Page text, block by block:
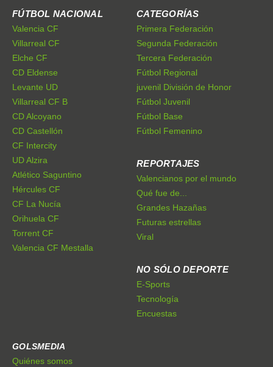
FÚTBOL NACIONAL
Valencia CF
Villarreal CF
Elche CF
CD Eldense
Levante UD
Villarreal CF B
CD Alcoyano
CD Castellón
CF Intercity
UD Alzira
Atlético Saguntino
Hércules CF
CF La Nucía
Orihuela CF
Torrent CF
Valencia CF Mestalla
CATEGORÍAS
Primera Federación
Segunda Federación
Tercera Federación
Fútbol Regional
juvenil División de Honor
Fútbol Juvenil
Fútbol Base
Fútbol Femenino
REPORTAJES
Valencianos por el mundo
Qué fue de...
Grandes Hazañas
Futuras estrellas
Viral
NO SÓLO DEPORTE
E-Sports
Tecnología
Encuestas
GOLSMEDIA
Quiénes somos